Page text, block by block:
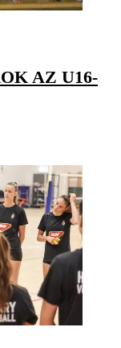
AZ U16-